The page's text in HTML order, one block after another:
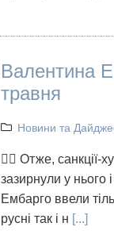
Валентина
травня
Новини та
👉🏻 Отже,
зазирнули у нього
Ембарго ввели
русні так і н [...]